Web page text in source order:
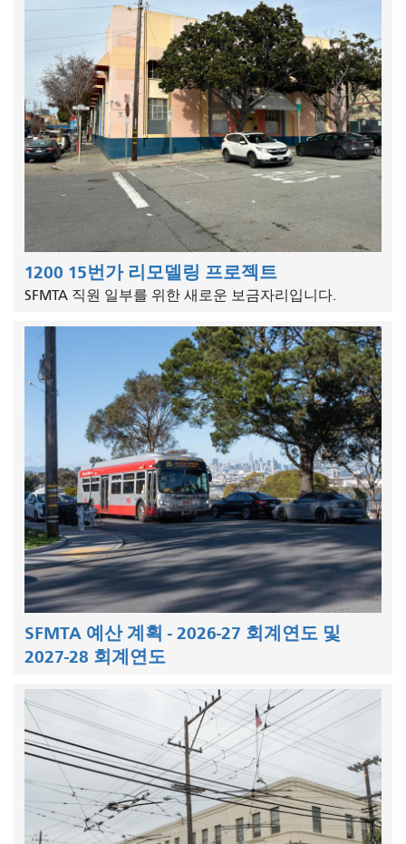
1200 15번가 리모델링 프로젝트
SFMTA 직원 일부를 위한 새로운 보금자리입니다.
SFMTA 예산 계획 - 2026-27 회계연도 및
2027-28 회계연도